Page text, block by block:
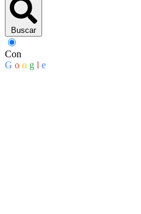
Buscar
Con
G o o g l e